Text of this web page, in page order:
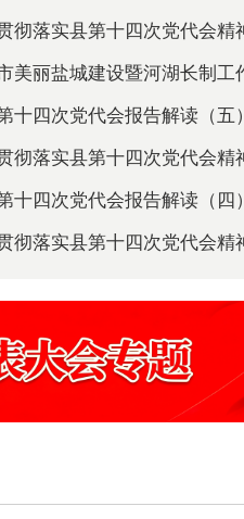
贯彻落实县第十四次党代会精
美丽盐城建设暨河湖长制工
十四次党代会报告解读（五
贯彻落实县第十四次党代会精
十四次党代会报告解读（四
贯彻落实县第十四次党代会